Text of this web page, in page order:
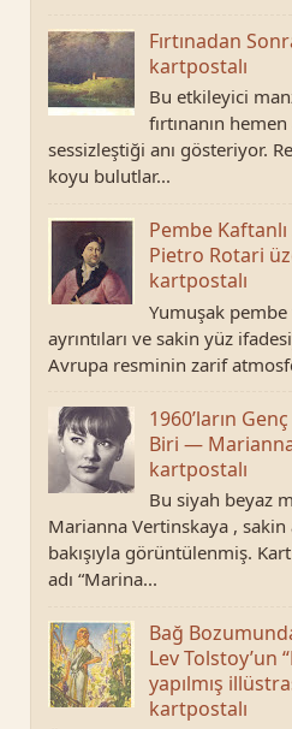
Fırtınadan
kartpostalı
Bu etkileyici
fırtınanın
sessizleştiği anı gösteriyor.
koyu bulutlar...
Pembe
Pietro Rotari
kartpostalı
Yumuşak
ayrıntıları ve sakin yüz
Avrupa resminin zarif
1960’ların
Biri —
kartpostalı
Bu siyah beyaz
Marianna Vertinskaya ,
bakışıyla görüntülenmiş.
adı “Marina...
Bağ
Lev Tolstoy’un
yapılmış
kartpostalı